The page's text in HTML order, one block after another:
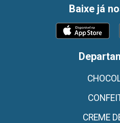
Baixe já
CREME